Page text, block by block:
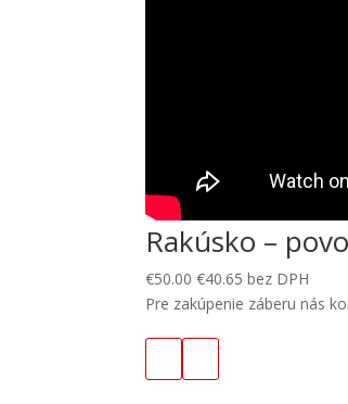
Rakúsko –
€50.00 €40.65 bez DPH
Pre zakúpenie záberu nás